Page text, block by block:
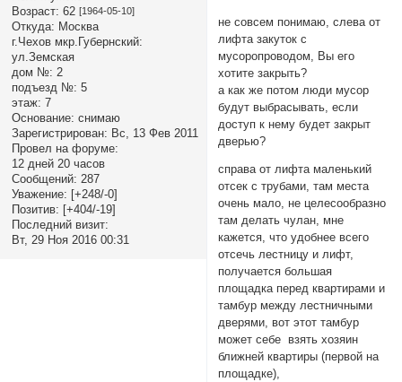
Возраст: 62 [1964-05-10]
Откуда: Москва
г.Чехов мкр.Губернский:
ул.Земская
дом №: 2
подъезд №: 5
этаж: 7
Основание: снимаю
Зарегистрирован: Вс, 13 Фев 2011
Провел на форуме:
12 дней 20 часов
Сообщений: 287
Уважение: [+248/-0]
Позитив: [+404/-19]
Последний визит:
Вт, 29 Ноя 2016 00:31
не совсем понимаю, слева от
лифта закуток с
мусоропроводом, Вы его
хотите закрыть?
а как же потом люди мусор
будут выбрасывать, если
доступ к нему будет закрыт
дверью?
справа от лифта маленький
отсек с трубами, там места
очень мало, не целесообразно
там делать чулан, мне
кажется, что удобнее всего
отсечь лестницу и лифт,
получается большая
площадка перед квартирами и
тамбур между лестничными
дверями, вот этот тамбур
может себе взять хозяин
ближней квартиры (первой на
площадке),